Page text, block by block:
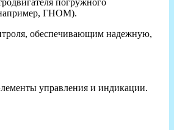
ГНОМ).
обеспечивающим надежную,
управления и индикации.